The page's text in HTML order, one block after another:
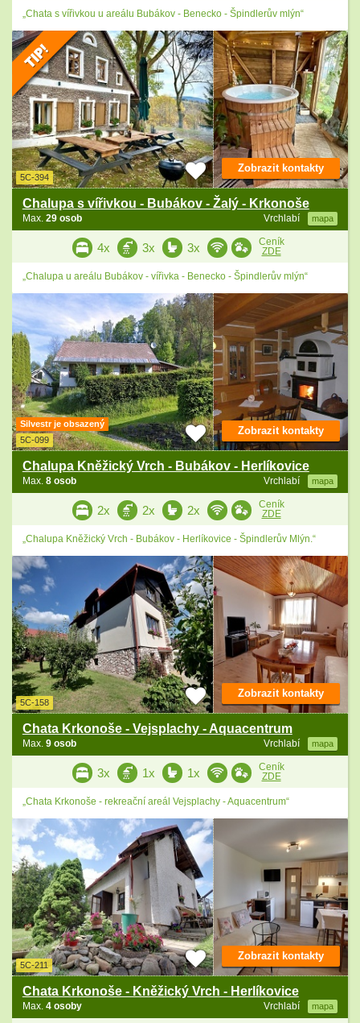
„Chata s vířivkou u areálu Bubákov - Benecko - Špindlerův mlýn“
5C-394
Chalupa s vířivkou - Bubákov - Žalý - Krkonoše
Vrchlabí mapa
Max. 29 osob
Zobrazit kontakty
4x 3x 3x
Ceník
ZDE
„Chalupa u areálu Bubákov - vířivka - Benecko - Špindlerův mlýn“
Silvestr je obsazený
5C-099
Chalupa Kněžický Vrch - Bubákov - Herlíkovice
Vrchlabí mapa
Max. 8 osob
Zobrazit kontakty
2x 2x 2x
Ceník
ZDE
„Chalupa Kněžický Vrch - Bubákov - Herlíkovice - Špindlerův Mlýn.“
5C-158
Chata Krkonoše - Vejsplachy - Aquacentrum
Vrchlabí mapa
Max. 9 osob
Zobrazit kontakty
3x 1x 1x
Ceník
ZDE
„Chata Krkonoše - rekreační areál Vejsplachy - Aquacentrum“
5C-211
Chata Krkonoše - Kněžický Vrch - Herlíkovice
Vrchlabí mapa
Max. 4 osoby
Zobrazit kontakty